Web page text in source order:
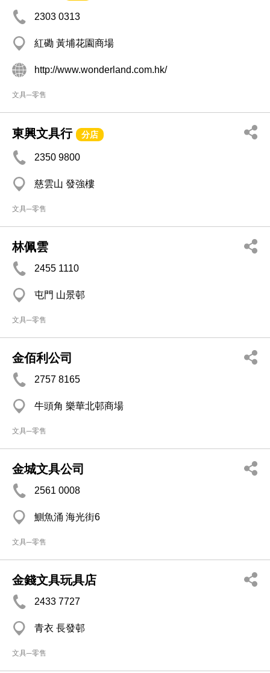
2303 0313
紅磡 黃埔花園商場
http://www.wonderland.com.hk/
文具─零售
東興文具行 分店
2350 9800
慈雲山 發強樓
文具─零售
林佩雲
2455 1110
屯門 山景邨
文具─零售
金佰利公司
2757 8165
牛頭角 樂華北邨商場
文具─零售
金城文具公司
2561 0008
鰂魚涌 海光街6
文具─零售
金錢文具玩具店
2433 7727
青衣 長發邨
文具─零售